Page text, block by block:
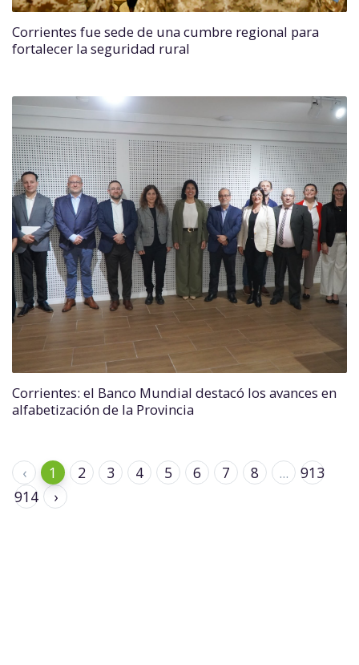
Corrientes fue sede de una cumbre regional para
fortalecer la seguridad rural
Corrientes: el Banco Mundial destacó los avances en
alfabetización de la Provincia
‹ 1 2 3 4 5 6 7 8 ...
913
914
›